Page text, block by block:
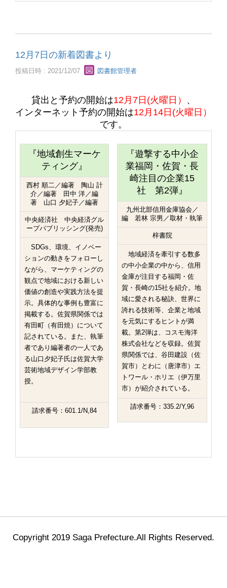
12月7日の新着図書より
投稿日時 : 2021/12/07 図書館管理者
貸出と予約の開始は12月7日(火曜日） 、
インターネット予約の開始は12月14日(火曜日）
です。
『地域創生マーケ
ティング』
西村 順二／編著 陶山 計
介／編著 田中 洋／編
著 山口 夕妃子／編著
中央経済社 中央経済グル
ープパブリッシング(発売)
SDGs、環境、イノベー
ションの動きをフォローし
ながら、マーケティングの
観点で地域における新しい
価値の創造や実践方法を提
示。具体的な事例も豊富に
掲載する。佐賀県関係では
有田町（有田焼）について
記されている。また、執筆
者であり編著者の一人であ
る山口夕妃子氏は佐賀大学
芸術地域デザイン学部教
授。
請求番号：601.1/N,84
『遊撃する中小企
業福岡・佐賀・長
崎注目の企業15
社 第2弾』
九州北部信用金庫協会／
編 若林 宗男／取材・執筆
梓書院
地域経済を牽引する数多
の中小企業の中から、信用
金庫が注目する福岡・佐
賀・長崎の15社を紹介。地
域に愛される秘訣、世界に
誇れる技術等、企業と地域
を元気にするヒントが満
載。第2弾は、コスモ海洋
株式会社などを収録。佐賀
県関係では、谷田建設（佐
賀市）とわに（唐津市）エ
トワール・ホリエ（伊万里
市）が紹介されている。
請求番号：335.2/Y,96
Copyright 2019 Saga Prefecture.All Rights Reserved.